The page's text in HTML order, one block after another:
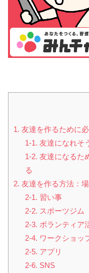
1. 友達を作るために
1-1. 友達になれそ
1-2. 友達になるた
る
2. 友達を作る方法：
2-1. 習い事
2-2. スポーツジム
2-3. ボランティア
2-4. ワークショッ
2-5. アプリ
2-6. SNS